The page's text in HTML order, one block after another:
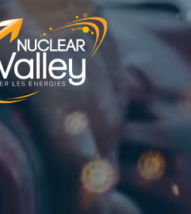
des cookies